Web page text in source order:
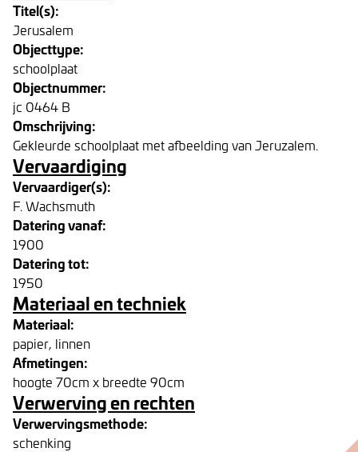
Titel(s):
Jerusalem
Objecttype:
schoolplaat
Objectnummer:
jc 0464 B
Omschrijving:
Gekleurde schoolplaat met afbeelding van Jeruzalem.
Vervaardiging
Vervaardiger(s):
F. Wachsmuth
Datering vanaf:
1900
Datering tot:
1950
Materiaal en techniek
Materiaal:
papier, linnen
Afmetingen:
hoogte 70cm x breedte 90cm
Verwerving en rechten
Verwervingsmethode:
schenking